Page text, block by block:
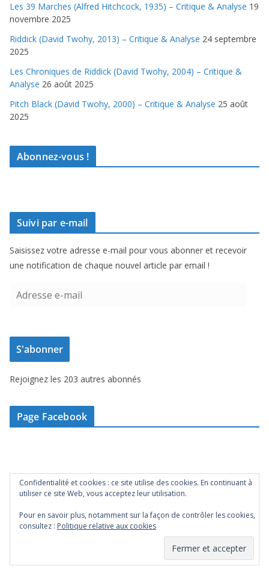
Les 39 Marches (Alfred Hitchcock, 1935) – Critique & Analyse 19
novembre 2025
Riddick (David Twohy, 2013) – Critique & Analyse 24 septembre
2025
Les Chroniques de Riddick (David Twohy, 2004) – Critique &
Analyse 26 août 2025
Pitch Black (David Twohy, 2000) – Critique & Analyse 25 août
2025
Abonnez-vous !
Suivi par e-mail
Saisissez votre adresse e-mail pour vous abonner et recevoir
une notification de chaque nouvel article par email !
e
s
e
-
m
S'abonner
Rejoignez les 203 autres abonnés
Page Facebook
Confidentialité et cookies : ce site utilise des cookies. En continuant à
utiliser ce site Web, vous acceptez leur utilisation.
Pour en savoir plus, notamment sur la façon de contrôler les cookies,
consultez : Politique relative aux cookies